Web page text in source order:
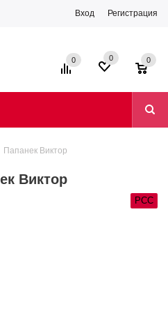
Вход Регистрация
0 0 0
Папанек Виктор
Виктор
РСС